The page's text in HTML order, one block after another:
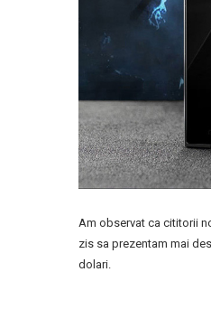
Am observat ca cititorii
zis sa prezentam mai
dolari.